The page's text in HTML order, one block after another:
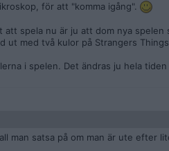
för att "komma igång".
spela nu är ju att dom nya spelen
ut med två kulor på Strangers
i spelen. Det ändras ju hela
man satsa på om man är ute efter